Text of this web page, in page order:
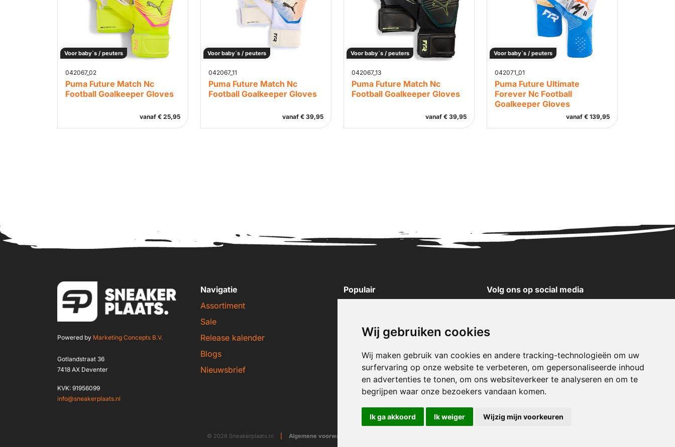
Wij gebruiken cookies
Wij maken gebruik van cookies en andere tracking-technologieën om uw
surfervaring op onze website te verbeteren, om gepersonaliseerde inhoud
en advertenties te tonen, om ons websiteverkeer te analyseren en om te
begrijpen waar onze bezoekers vandaan komen.
Ik ga akkoord Ik weiger Wijzig mijn voorkeuren
Voor baby`s / peuters
042067_02
Puma Future Match Nc
Football Goalkeeper Gloves
vanaf € 25,95
Voor baby`s / peuters
042067_11
Puma Future Match Nc
Football Goalkeeper Gloves
vanaf € 39,95
Voor baby`s / peuters
042067_13
Puma Future Match Nc
Football Goalkeeper Gloves
vanaf € 39,95
Voor baby`s / peuters
042071_01
Puma Future Ultimate
Forever Nc Football
Goalkeeper Gloves
vanaf € 139,95
Powered by Marketing Concepts B.V.
Gotlandstraat 36
7418 AX Deventer
KVK: 91956099
info@sneakerplaats.nl
Navigatie
Assortiment
Sale
Release kalender
Blogs
Nieuwsbrief
Populair
New Balance sneakers
Puma sneakers
Converse sneakers
Volg ons op social media
X
Pinterest
© 2026 Sneakerplaats.nl Algemene voorwaarden